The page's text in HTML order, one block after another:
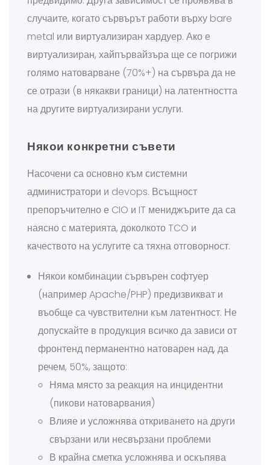
случаите, когато сървърът работи върху bare
metal или виртуализиран хардуер. Ако е
виртуализиран, хайпървайзъра ще се погрижи
голямо натоварване (70%+) на сървъра да не
се отрази (в някакви граници) на латентността
на другите виртуализирани услуги.
Някои конкретни съвети
Насочени са основно към системни
администратори и devops. Всъщност
препоръчително е CIO и IT мениджърите да са
наясно с материята, доколкото TCO и
качеството на услугите са тяхна отговорност.
Някои комбинации сървърен софтуер
(например Apache/PHP) предизвикват и
въобще са чувствителни към латентност. Не
допускайте в продукция всичко да зависи от
фронтенд перманентно натоварен над, да
речем, 50%, защото:
Няма място за реакция на инцидентни
(пикови натоварвания)
Влияе и усложнява откриването на други
свързани или несвързани проблеми
В крайна сметка усложнява и оскъпява